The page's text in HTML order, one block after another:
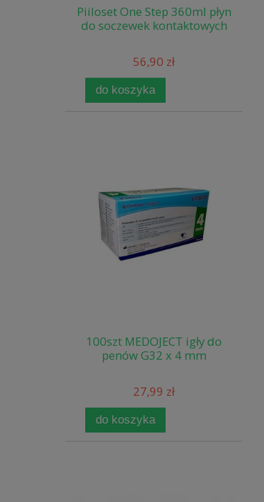
Piiloset One Step 360ml płyn
do soczewek kontaktowych
56,90 zł
do koszyka
100szt MEDOJECT igły do
penów G32 x 4 mm
27,99 zł
do koszyka